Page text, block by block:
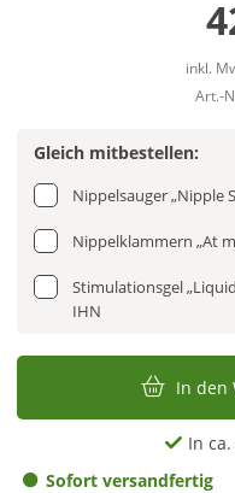
inkl.
Art.-
Gleich mitbestellen:
Nippelsauger „Nipple
Nippelklammern „At
Stimulationsgel
IHN
In den
In
Sofort versandfertig